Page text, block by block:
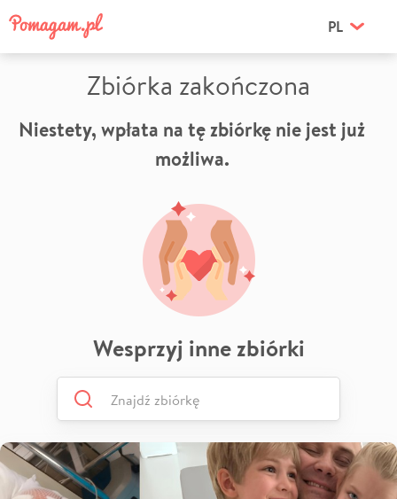
PL
Zbiórka zakończona
Niestety, wpłata na tę zbiórkę nie jest już
możliwa.
Wesprzyj inne zbiórki